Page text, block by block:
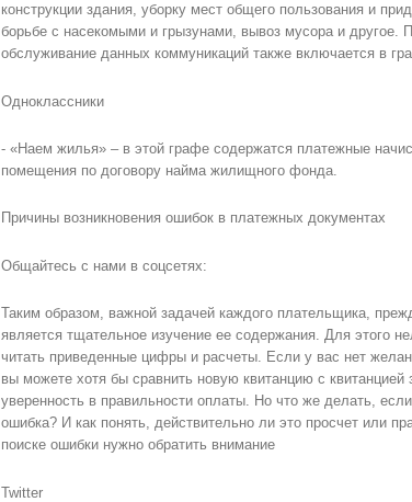
конструкции здания, уборку мест общего пользования и
борьбе с насекомыми и грызунами, вывоз мусора и другое.
обслуживание данных коммуникаций также включается в
Одноклассники
- «Наем жилья» – в этой графе содержатся платежные
помещения по договору найма жилищного фонда.
Причины возникновения ошибок в платежных документах
Общайтесь с нами в соцсетях:
Таким образом, важной задачей каждого плательщика,
является тщательное изучение ее содержания. Для этого
читать приведенные цифры и расчеты. Если у вас нет
вы можете хотя бы сравнить новую квитанцию с
уверенность в правильности оплаты. Но что же делать,
ошибка? И как понять, действительно ли это просчет или
поиске ошибки нужно обратить внимание
Twitter